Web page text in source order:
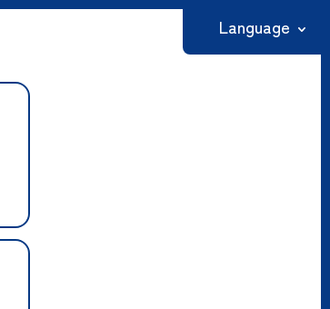
Language